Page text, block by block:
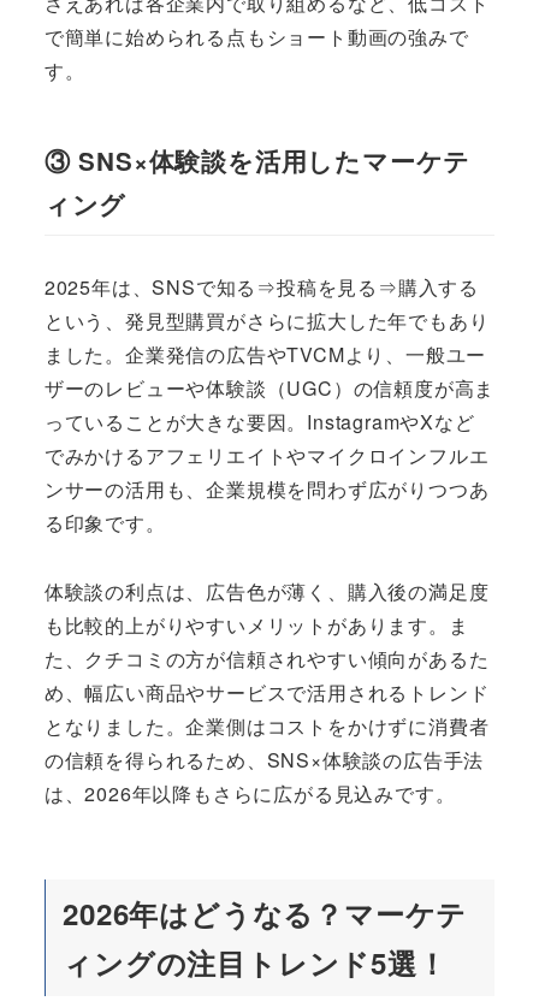
で簡単に始められる点もショート動画の強みで
す。
③ SNS×体験談を活用したマーケテ
ィング
2025年は、SNSで知る⇒投稿を見る⇒購入する
という、発見型購買がさらに拡大した年でもあり
ました。企業発信の広告やTVCMより、一般ユー
ザーのレビューや体験談（UGC）の信頼度が高ま
っていることが大きな要因。InstagramやXなど
でみかけるアフェリエイトやマイクロインフルエ
ンサーの活用も、企業規模を問わず広がりつつあ
る印象です。
体験談の利点は、広告色が薄く、購入後の満足度
も比較的上がりやすいメリットがあります。ま
た、クチコミの方が信頼されやすい傾向があるた
め、幅広い商品やサービスで活用されるトレンド
となりました。企業側はコストをかけずに消費者
の信頼を得られるため、SNS×体験談の広告手法
は、2026年以降もさらに広がる見込みです。
2026年はどうなる？マーケテ
ィングの注目トレンド5選！